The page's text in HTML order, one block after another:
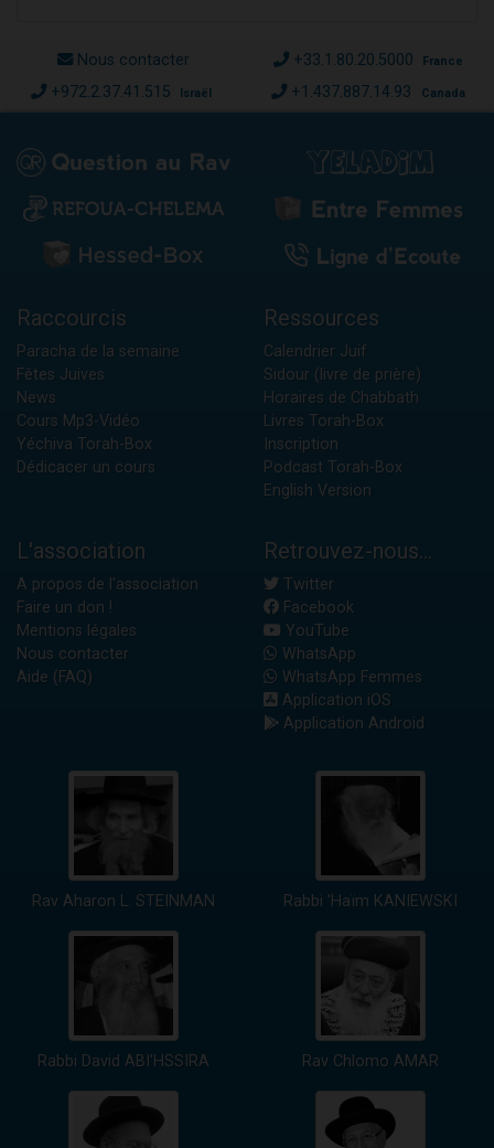
Nous contacter +33.1.80.20.5000 France
+972.2.37.41.515 Israël +1.437.887.14.93 Canada
Raccourcis
Paracha de la semaine
Fêtes Juives
News
Cours Mp3-Vidéo
Yéchiva Torah-Box
Dédicacer un cours
Ressources
Calendrier Juif
Sidour (livre de prière)
Horaires de Chabbath
Livres Torah-Box
Inscription
Podcast Torah-Box
English Version
L'association
A propos de l'association
Faire un don !
Mentions légales
Nous contacter
Aide (FAQ)
Retrouvez-nous...
Twitter
Facebook
YouTube
WhatsApp
WhatsApp Femmes
Application iOS
Application Android
Rav Aharon L. STEINMAN Rabbi 'Haïm KANIEWSKI
Rabbi David ABI'HSSIRA Rav Chlomo AMAR